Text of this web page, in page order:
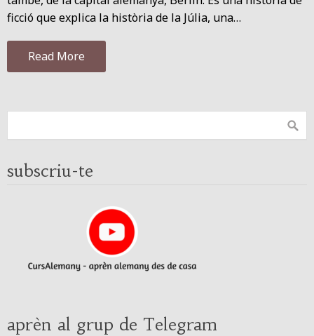
ficció que explica la història de la Júlia, una…
Read More
subscriu-te
aprèn al grup de Telegram